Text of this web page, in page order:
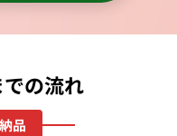
の流れ
品